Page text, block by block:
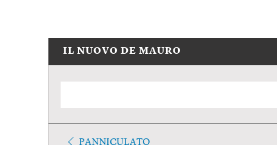
IL NUOVO DE MAURO
PANNICULATO